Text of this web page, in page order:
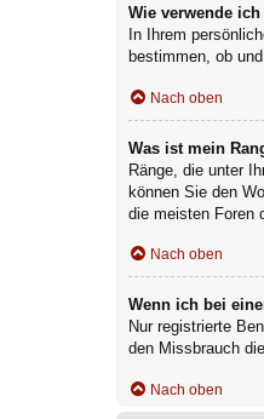
Wie verwende
In Ihrem
bestimmen, ob
Nach oben
Was ist mein
Ränge, die unter
können Sie den
die meisten Foren
Nach oben
Wenn ich bei
Nur registrierte
den Missbrauch
Nach oben